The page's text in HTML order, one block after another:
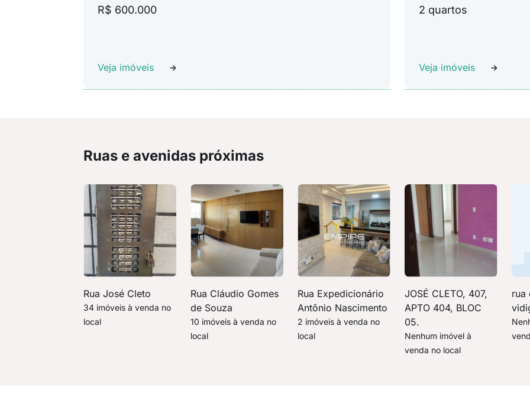
R$ 600.000
Veja imóveis
2 quartos
Veja imóveis
Ruas e avenidas próximas
Rua José Cleto
34 imóveis à venda no
local
Rua Cláudio Gomes
de Souza
10 imóveis à venda no
local
Rua Expedicionário
Antônio Nascimento
2 imóveis à venda no
local
JOSÉ CLETO, 407,
APTO 404, BLOC
05.
Nenhum imóvel à
venda no local
rua